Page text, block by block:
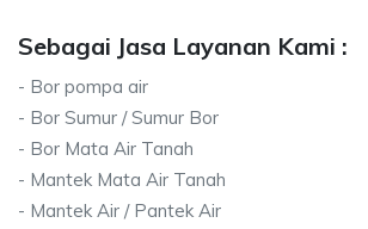
Sebagai Jasa Layanan Kami :
- Bor pompa air
- Bor Sumur / Sumur Bor
- Bor Mata Air Tanah
- Mantek Mata Air Tanah
- Mantek Air / Pantek Air